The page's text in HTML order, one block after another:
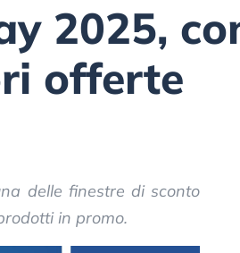
2025,
offerte
delle finestre di sconto
in promo.